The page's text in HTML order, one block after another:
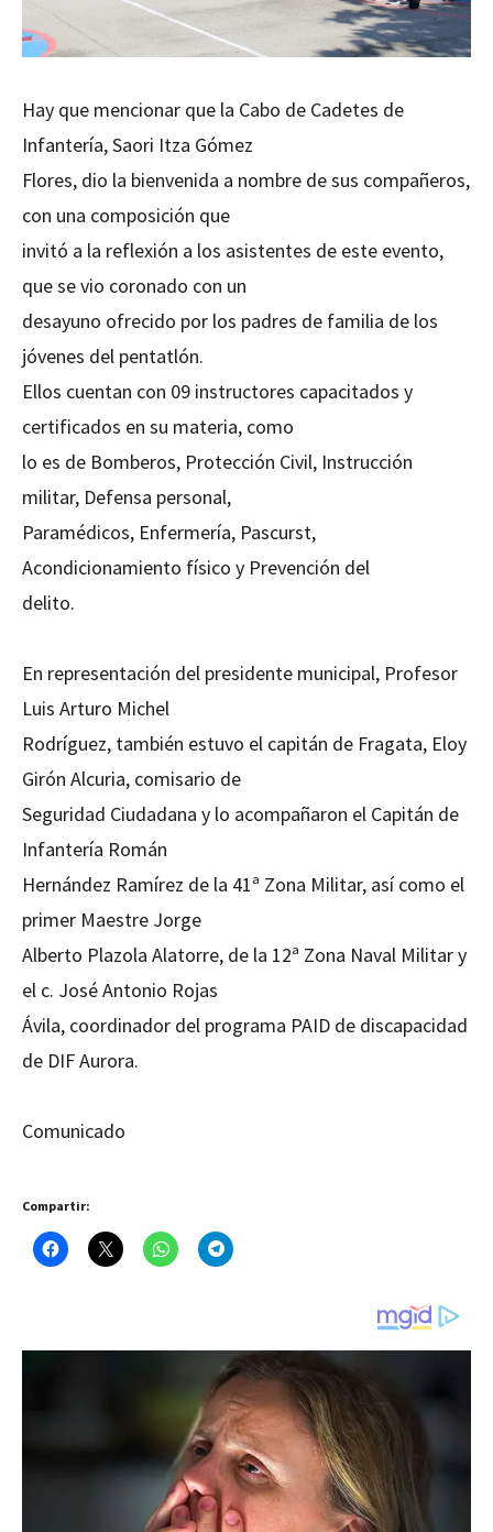
Hay que mencionar que la Cabo de Cadetes de
Infantería, Saori Itza Gómez
Flores, dio la bienvenida a nombre de sus compañeros,
con una composición que
invitó a la reflexión a los asistentes de este evento,
que se vio coronado con un
desayuno ofrecido por los padres de familia de los
jóvenes del pentatlón.
Ellos cuentan con 09 instructores capacitados y
certificados en su materia, como
lo es de Bomberos, Protección Civil, Instrucción
militar, Defensa personal,
Paramédicos, Enfermería, Pascurst,
Acondicionamiento físico y Prevención del
delito.
En representación del presidente municipal, Profesor
Luis Arturo Michel
Rodríguez, también estuvo el capitán de Fragata, Eloy
Girón Alcuria, comisario de
Seguridad Ciudadana y lo acompañaron el Capitán de
Infantería Román
Hernández Ramírez de la 41ª Zona Militar, así como el
primer Maestre Jorge
Alberto Plazola Alatorre, de la 12ª Zona Naval Militar y
el c. José Antonio Rojas
Ávila, coordinador del programa PAID de discapacidad
de DIF Aurora.
Comunicado
Compartir: